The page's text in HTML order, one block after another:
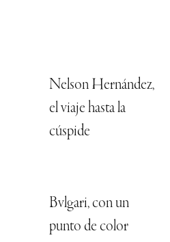
Nelson Hernández,
el viaje hasta la
cúspide
Bvlgari, con un
punto de color